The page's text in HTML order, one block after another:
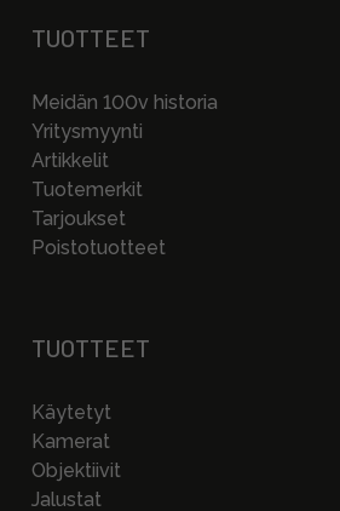
TUOTTEET
Meidän 100v historia
Yritysmyynti
Artikkelit
Tuotemerkit
Tarjoukset
Poistotuotteet
TUOTTEET
Käytetyt
Kamerat
Objektiivit
Jalustat